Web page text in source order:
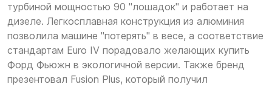
турбиной мощностью 90 "лошадок" и работает на
дизеле. Легкосплавная конструкция из алюминия
позволила машине "потерять" в весе, а соответствие
стандартам Euro IV порадовало желающих купить
Форд Фьюжн в экологичной версии. Также бренд
презентовал Fusion Plus, который получил